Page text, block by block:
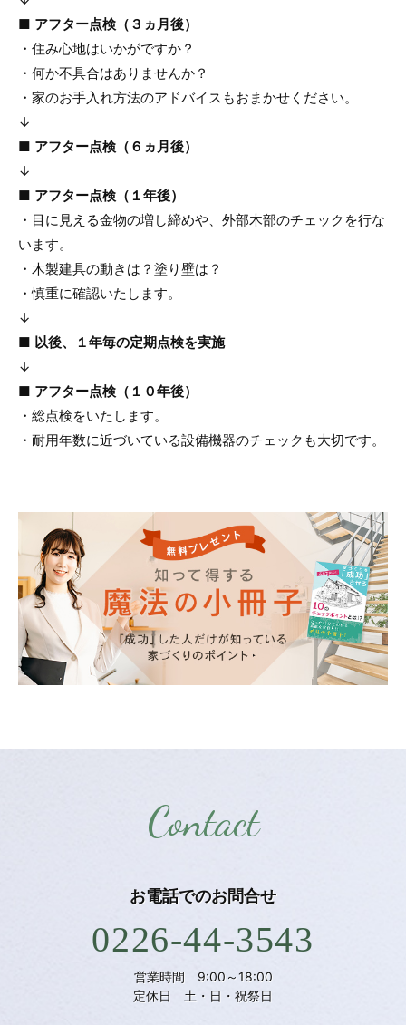
■ アフター点検（３ヵ月後）
・住み心地はいかがですか？
・何か不具合はありませんか？
・家のお手入れ方法のアドバイスもおまかせください。
↓
■ アフター点検（６ヵ月後）
↓
■ アフター点検（１年後）
・目に見える金物の増し締めや、外部木部のチェックを行な
います。
・木製建具の動きは？塗り壁は？
・慎重に確認いたします。
↓
■ 以後、１年毎の定期点検を実施
↓
■ アフター点検（１０年後）
・総点検をいたします。
・耐用年数に近づいている設備機器のチェックも大切です。
Contact
お電話でのお問合せ
0226-44-3543
営業時間 9:00～18:00
定休日 土・日・祝祭日